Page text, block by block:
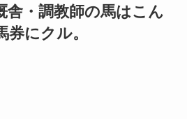
舎・調教師の馬はこん
券にクル。